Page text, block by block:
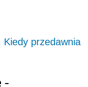
Kiedy przedawnia
-